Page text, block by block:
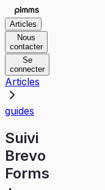
Articles
Nous
contacter
Se
connecter
Articles
guides
Suivi
Brevo
Forms